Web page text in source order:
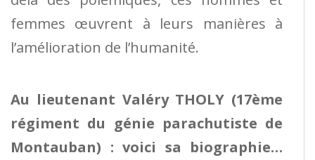
femmes œuvrent à leurs manières à
l’amélioration de l’humanité.
Au lieutenant Valéry THOLY (17ème
régiment du génie parachutiste de
Montauban) : voici sa biographie…